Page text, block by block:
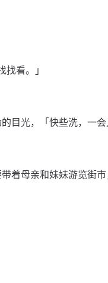
看。」
目光，「快些洗，一会
着母亲和妹妹游览街